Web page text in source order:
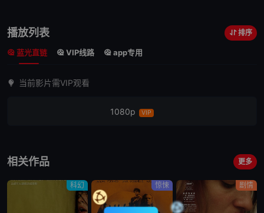
播放列表 排序
蓝光直链 VIP线路 app专用
当前影片需VIP观看
1080p VIP
相关作品 更多
科幻 惊悚 剧情